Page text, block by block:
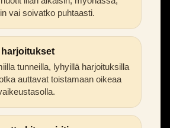
vai soivatko puhtaasti.
harjoitukset
tunneilla, lyhyillä harjoituksilla
auttavat toistamaan oikeaa